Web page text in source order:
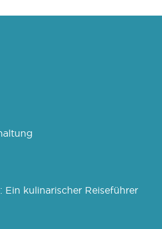
Ein kulinarischer Reiseführer